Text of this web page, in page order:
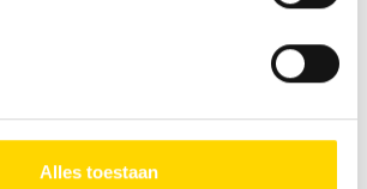
Alles toestaan
ML-T bij Niesmann Caravaning
proefrit maken?